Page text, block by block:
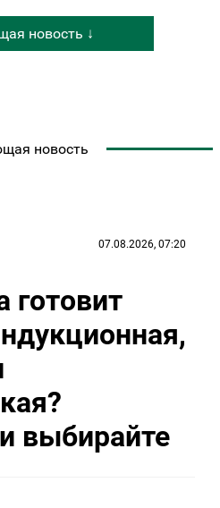
новость ↓
новость
07.08.2026, 07:20
готовит
выбирайте